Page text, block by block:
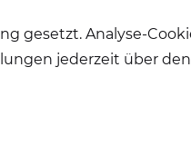
gesetzt. Analyse-
jederzeit über